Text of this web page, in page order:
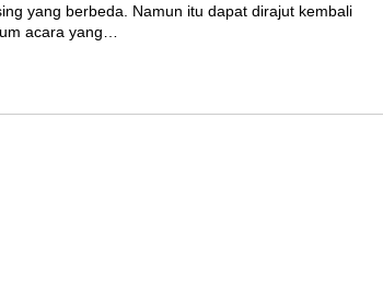
yang berbeda. Namun itu dapat dirajut kembali
acara yang…